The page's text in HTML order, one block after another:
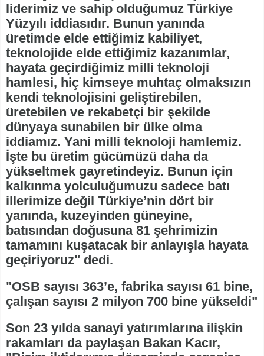
liderimiz ve sahip olduğumuz Türkiye
Yüzyılı iddiasıdır. Bunun yanında
üretimde elde ettiğimiz kabiliyet,
teknolojide elde ettiğimiz kazanımlar,
hayata geçirdiğimiz milli teknoloji
hamlesi, hiç kimseye muhtaç olmaksızın
kendi teknolojisini geliştirebilen,
üretebilen ve rekabetçi bir şekilde
dünyaya sunabilen bir ülke olma
iddiamız. Yani milli teknoloji hamlemiz.
İşte bu üretim gücümüzü daha da
yükseltmek gayretindeyiz. Bunun için
kalkınma yolculuğumuzu sadece batı
illerimize değil Türkiye’nin dört bir
yanında, kuzeyinden güneyine,
batısından doğusuna 81 şehrimizin
tamamını kuşatacak bir anlayışla hayata
geçiriyoruz" dedi.
"OSB sayısı 363’e, fabrika sayısı 61 bine,
çalışan sayısı 2 milyon 700 bine yükseldi"
Son 23 yılda sanayi yatırımlarına ilişkin
rakamları da paylaşan Bakan Kacır,